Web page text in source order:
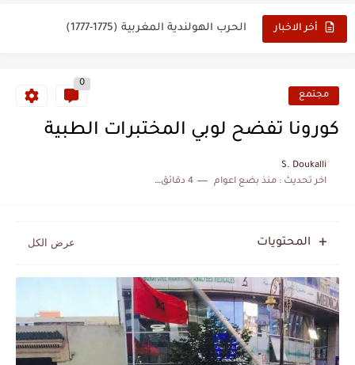
أخر الاخبار الحرب الهولندية المغربية (1775-1777)
علي يعتة: مسيرة وطنية من طنجة إلى قيادة اليسار المغربي مجتمع
0
كورونا تفضح لوبي المختبرات الطبية
S. Doukalli
اخر تحديث :منذ بضع اعوام 4 دقائق للقراءة
المحتويات